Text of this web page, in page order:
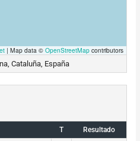
| Map data ©OpenStreetMap contributors
Cataluña, España
T Resultado